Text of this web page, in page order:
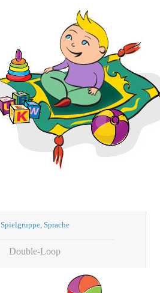
Spielgruppe, Sprache
Double-Loop